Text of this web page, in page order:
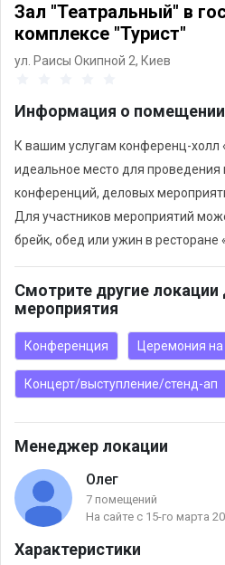
Зал "Театральный" в
комплексе "Турист"
ул. Раисы Окипной 2, Киев
Информация о помещении
К вашим услугам конференц-холл
идеальное место для проведения
конференций, деловых
Для участников мероприятий
брейк, обед или ужин в ресторане
Смотрите другие локации
мероприятия
Конференция Церемония
Концерт/выступление/стенд-ап
Менеджер локации
Олег
7 помещений
На сайте с 15-го марта
Характеристики